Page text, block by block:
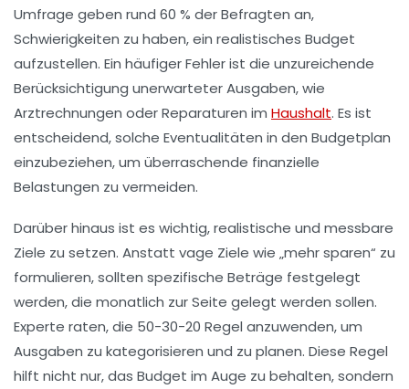
Umfrage geben rund 60 % der Befragten an,
Schwierigkeiten zu haben, ein realistisches Budget
aufzustellen. Ein häufiger Fehler ist die unzureichende
Berücksichtigung unerwarteter Ausgaben, wie
Arztrechnungen oder Reparaturen im Haushalt. Es ist
entscheidend, solche Eventualitäten in den Budgetplan
einzubeziehen, um überraschende finanzielle
Belastungen zu vermeiden.
Darüber hinaus ist es wichtig, realistische und messbare
Ziele zu setzen. Anstatt vage Ziele wie „mehr sparen“ zu
formulieren, sollten spezifische Beträge festgelegt
werden, die monatlich zur Seite gelegt werden sollen.
Experte raten, die 50-30-20 Regel anzuwenden, um
Ausgaben zu kategorisieren und zu planen. Diese Regel
hilft nicht nur, das Budget im Auge zu behalten, sondern